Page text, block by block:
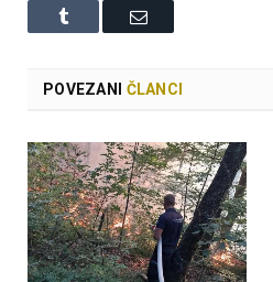
Tumblr Email
POVEZANI ČLANCI